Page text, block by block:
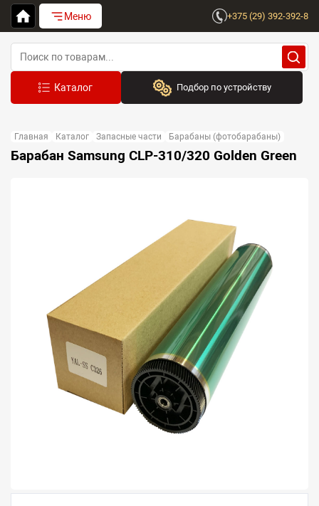
Меню +375 (29) 392-392-8
Подбор по устройству
Выберите бренд
Главная Каталог Запасные части Барабаны (фотобарабаны)
Барабан Samsung CLP-310/320 Golden Green